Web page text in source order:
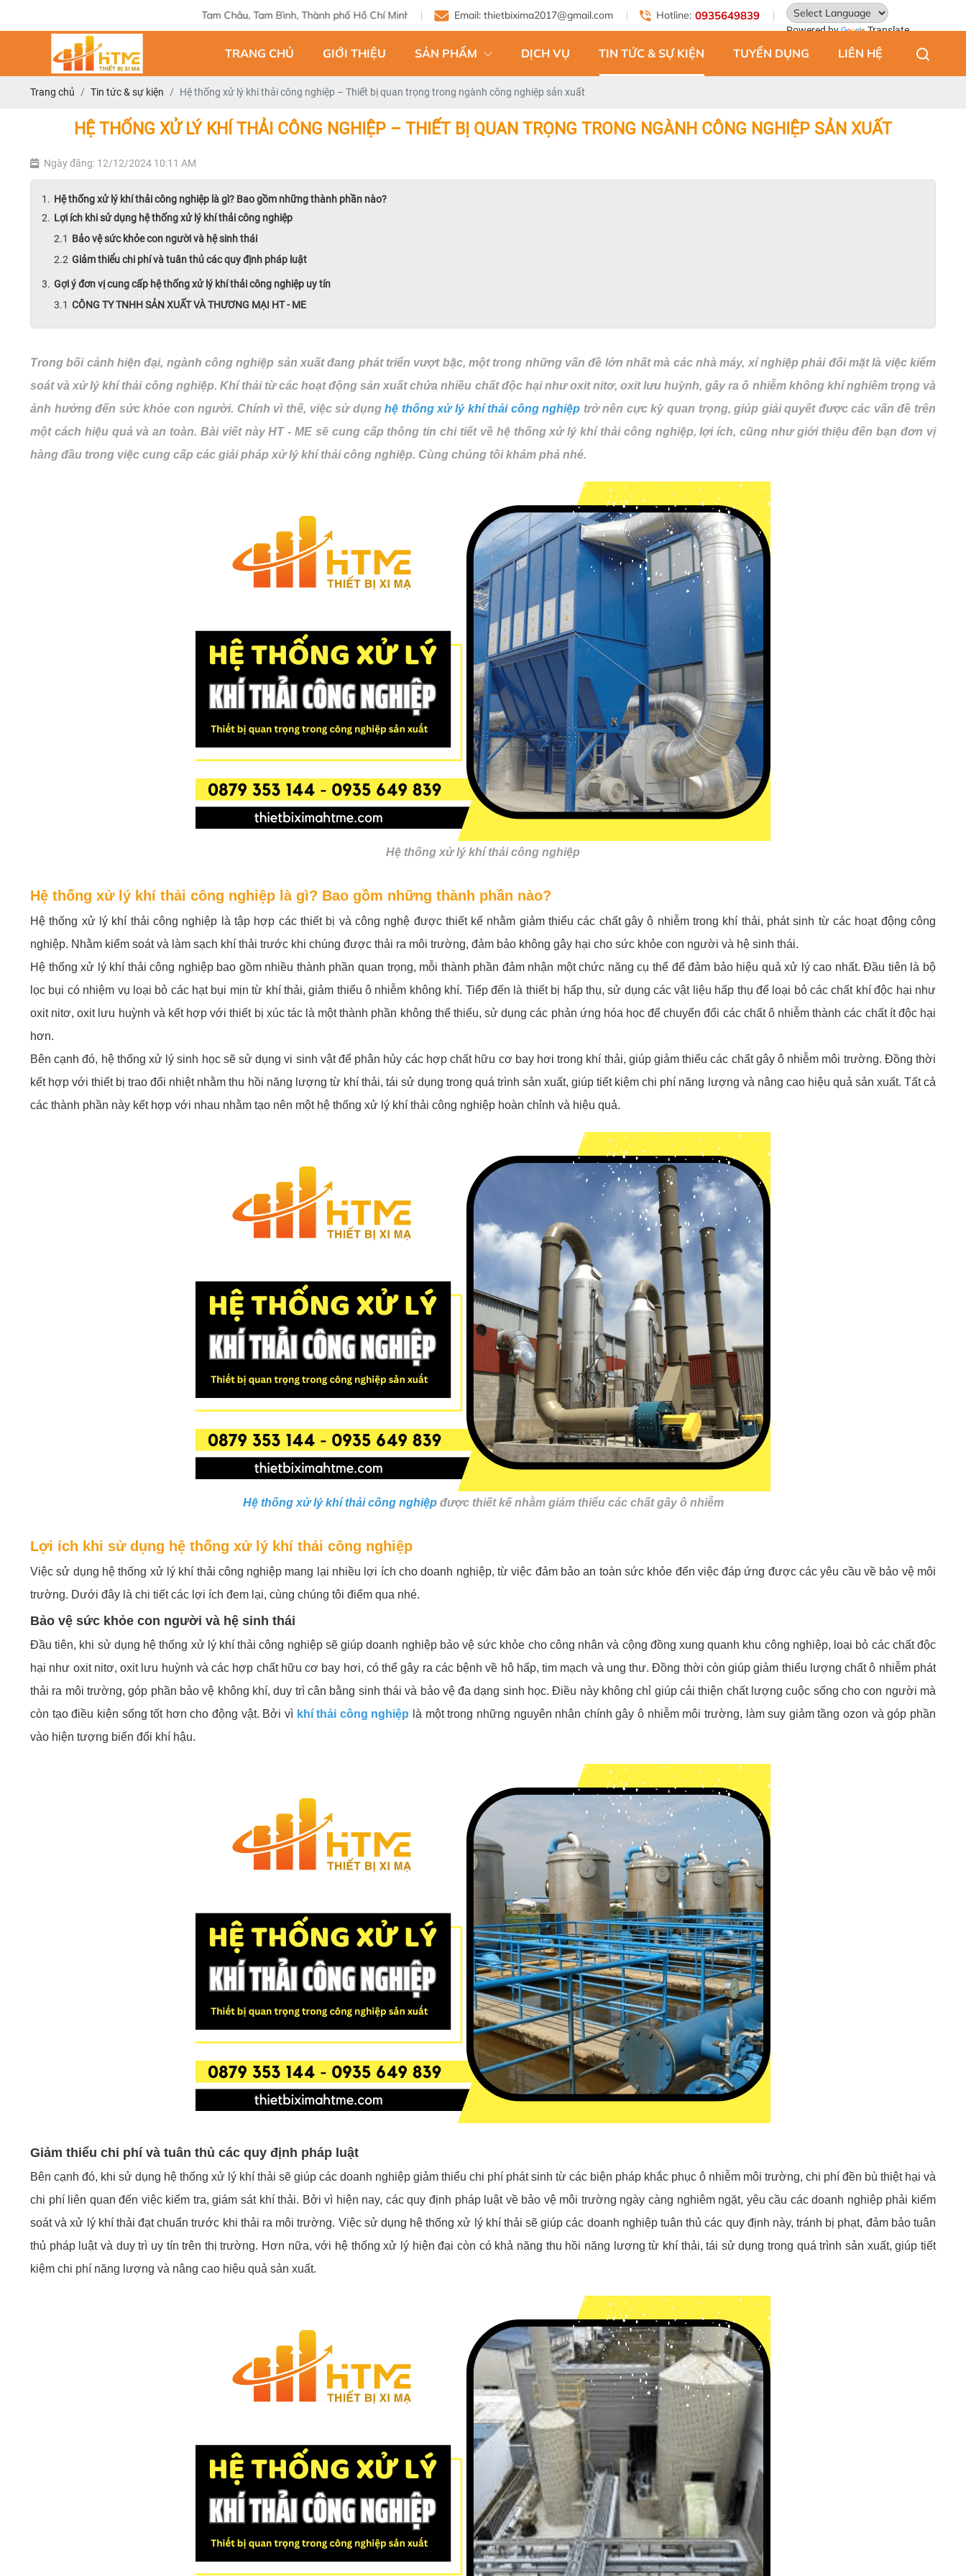
Địa chỉ: 124 Tam Châu, Tam Bình, Thành phố Hồ Chí Minh Email: thietbixima2017@gmail.com Hotline: 0935649839
Powered by Translate
TRANG CHỦ GIỚI THIỆU SẢN PHẨM DỊCH VỤ TIN TỨC & SỰ KIỆN TUYỂN DỤNG LIÊN HỆ
Trang chủ Tin tức & sự kiện Hệ thống xử lý khí thải công nghiệp – Thiết bị quan trọng trong ngành công nghiệp sản xuất
HỆ THỐNG XỬ LÝ KHÍ THẢI CÔNG NGHIỆP – THIẾT BỊ QUAN TRỌNG TRONG NGÀNH CÔNG NGHIỆP SẢN XUẤT
Ngày đăng: 12/12/2024 10:11 AM
Hệ thống xử lý khí thải công nghiệp là gì? Bao gồm những thành phần nào?
Lợi ích khi sử dụng hệ thống xử lý khí thải công nghiệp
Bảo vệ sức khỏe con người và hệ sinh thái
Giảm thiểu chi phí và tuân thủ các quy định pháp luật
Gợi ý đơn vị cung cấp hệ thống xử lý khí thải công nghiệp uy tín
CÔNG TY TNHH SẢN XUẤT VÀ THƯƠNG MẠI HT - ME
Trong bối cảnh hiện đại, ngành công nghiệp sản xuất đang phát triển vượt bậc, một trong những vấn đề lớn nhất mà các nhà máy, xí nghiệp phải đối mặt là việc kiểm
soát và xử lý khí thải công nghiệp. Khí thải từ các hoạt động sản xuất chứa nhiều chất độc hại như oxit nitơ, oxit lưu huỳnh, gây ra ô nhiễm không khí nghiêm trọng và
ảnh hưởng đến sức khỏe con người. Chính vì thế, việc sử dụnghệ thống xử lý khí thải công nghiệp trở nên cực kỳ quan trọng, giúp giải quyết được các vấn đề trên
một cách hiệu quả và an toàn. Bài viết này HT - ME sẽ cung cấp thông tin chi tiết về hệ thống xử lý khí thải công nghiệp, lợi ích, cũng như giới thiệu đến bạn đơn vị
hàng đầu trong việc cung cấp các giải pháp xử lý khí thải công nghiệp. Cùng chúng tôi khám phá nhé.
Hệ thống xử lý khí thải công nghiệp
Hệ thống xử lý khí thải công nghiệp là gì? Bao gồm những thành phần nào?
Hệ thống xử lý khí thải công nghiệp là tập hợp các thiết bị và công nghệ được thiết kế nhằm giảm thiểu các chất gây ô nhiễm trong khí thải, phát sinh từ các hoạt động công
nghiệp. Nhằm kiểm soát và làm sạch khí thải trước khi chúng được thải ra môi trường, đảm bảo không gây hại cho sức khỏe con người và hệ sinh thái.
Hệ thống xử lý khí thải công nghiệp bao gồm nhiều thành phần quan trọng, mỗi thành phần đảm nhận một chức năng cụ thể để đảm bảo hiệu quả xử lý cao nhất. Đầu tiên là bộ
lọc bụi có nhiệm vụ loại bỏ các hạt bụi mịn từ khí thải, giảm thiểu ô nhiễm không khí. Tiếp đến là thiết bị hấp thụ, sử dụng các vật liệu hấp thụ để loại bỏ các chất khí độc hại như
oxit nitơ, oxit lưu huỳnh và kết hợp với thiết bị xúc tác là một thành phần không thể thiếu, sử dụng các phản ứng hóa học để chuyển đổi các chất ô nhiễm thành các chất ít độc hại
hơn.
Bên cạnh đó, hệ thống xử lý sinh học sẽ sử dụng vi sinh vật để phân hủy các hợp chất hữu cơ bay hơi trong khí thải, giúp giảm thiểu các chất gây ô nhiễm môi trường. Đồng thời
kết hợp với thiết bị trao đổi nhiệt nhằm thu hồi năng lượng từ khí thải, tái sử dụng trong quá trình sản xuất, giúp tiết kiệm chi phí năng lượng và nâng cao hiệu quả sản xuất. Tất cả
các thành phần này kết hợp với nhau nhằm tạo nên một hệ thống xử lý khí thải công nghiệp hoàn chỉnh và hiệu quả.
Hệ thống xử lý khí thải công nghiệpđược thiết kế nhằm giảm thiểu các chất gây ô nhiễm
Lợi ích khi sử dụng hệ thống xử lý khí thải công nghiệp
Việc sử dụng hệ thống xử lý khí thải công nghiệp mang lại nhiều lợi ích cho doanh nghiệp, từ việc đảm bảo an toàn sức khỏe đến việc đáp ứng được các yêu cầu về bảo vệ môi
trường. Dưới đây là chi tiết các lợi ích đem lại, cùng chúng tôi điểm qua nhé.
Bảo vệ sức khỏe con người và hệ sinh thái
Đầu tiên, khi sử dụng hệ thống xử lý khí thải công nghiệp sẽ giúp doanh nghiệp bảo vệ sức khỏe cho công nhân và cộng đồng xung quanh khu công nghiệp, loại bỏ các chất độc
hại như oxit nitơ, oxit lưu huỳnh và các hợp chất hữu cơ bay hơi, có thể gây ra các bệnh về hô hấp, tim mạch và ung thư. Đồng thời còn giúp giảm thiểu lượng chất ô nhiễm phát
thải ra môi trường, góp phần bảo vệ không khí, duy trì cân bằng sinh thái và bảo vệ đa dạng sinh học. Điều này không chỉ giúp cải thiện chất lượng cuộc sống cho con người mà
còn tạo điều kiện sống tốt hơn cho động vật. Bởi vì khí thải công nghiệp là một trong những nguyên nhân chính gây ô nhiễm môi trường, làm suy giảm tầng ozon và góp phần
vào hiện tượng biến đổi khí hậu.
Giảm thiểu chi phí và tuân thủ các quy định pháp luật
Bên cạnh đó, khi sử dụng hệ thống xử lý khí thải sẽ giúp các doanh nghiệp giảm thiểu chi phí phát sinh từ các biện pháp khắc phục ô nhiễm môi trường, chi phí đền bù thiệt hại và
chi phí liên quan đến việc kiểm tra, giám sát khí thải. Bởi vì hiện nay, các quy định pháp luật về bảo vệ môi trường ngày càng nghiêm ngặt, yêu cầu các doanh nghiệp phải kiểm
soát và xử lý khí thải đạt chuẩn trước khi thải ra môi trường. Việc sử dụng hệ thống xử lý khí thải sẽ giúp các doanh nghiệp tuân thủ các quy định này, tránh bị phạt, đảm bảo tuân
thủ pháp luật và duy trì uy tín trên thị trường. Hơn nữa, với hệ thống xử lý hiện đại còn có khả năng thu hồi năng lượng từ khí thải, tái sử dụng trong quá trình sản xuất, giúp tiết
kiệm chi phí năng lượng và nâng cao hiệu quả sản xuất.